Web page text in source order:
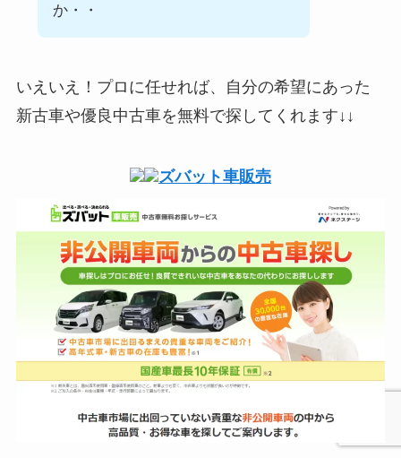
か・・
いえいえ！プロに任せれば、自分の希望にあった
新古車や優良中古車を無料で探してくれます↓↓
ズバット車販売